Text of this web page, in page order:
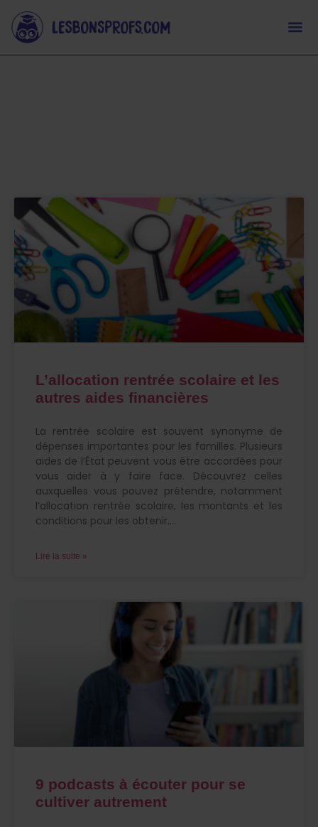
L’allocation rentrée scolaire et les
autres aides financières
La rentrée scolaire est souvent synonyme de
dépenses importantes pour les familles. Plusieurs
aides de l’État peuvent vous être accordées pour
vous aider à y faire face. Découvrez celles
auxquelles vous pouvez prétendre, notamment
l’allocation rentrée scolaire, les montants et les
conditions pour les obtenir.
Lire la suite »
9 podcasts à écouter pour se
cultiver autrement